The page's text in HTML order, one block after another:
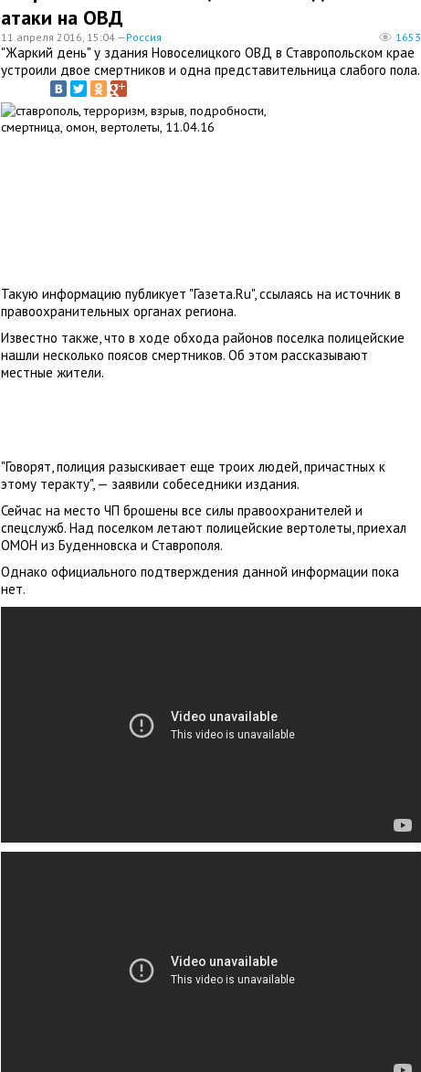
атаки на ОВД
11 апреля 2016, 15:04 —Россия 1653
"Жаркий день" у здания Новоселицкого ОВД в Ставропольском крае
устроили двое смертников и одна представительница слабого пола.
Такую информацию публикует "Газета.Ru", ссылаясь на источник в
правоохранительных органах региона.
Известно также, что в ходе обхода районов поселка полицейские
нашли несколько поясов смертников. Об этом рассказывают
местные жители.
"Говорят, полиция разыскивает еще троих людей, причастных к
этому теракту", — заявили собеседники издания.
Сейчас на место ЧП брошены все силы правоохранителей и
спецслужб. Над поселком летают полицейские вертолеты, приехал
ОМОН из Буденновска и Ставрополя.
Однако официального подтверждения данной информации пока
нет.